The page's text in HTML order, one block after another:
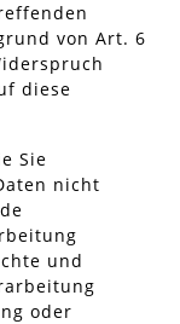
von Art. 6
diese
Sie
nicht
und
oder